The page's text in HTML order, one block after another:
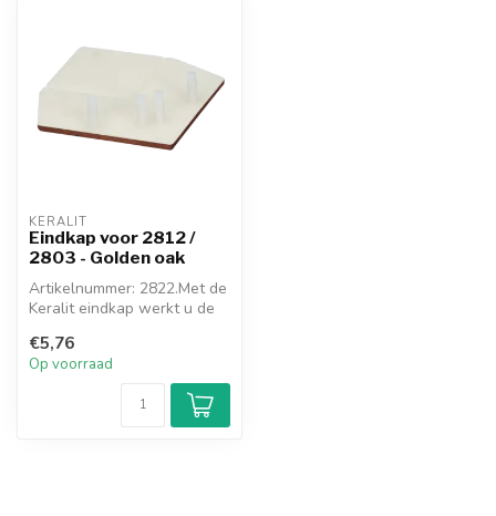
KERALIT
Eindkap voor 2812 /
2803 - Golden oak
Artikelnummer: 2822.Met de
Keralit eindkap werkt u de
€5,76
Op voorraad